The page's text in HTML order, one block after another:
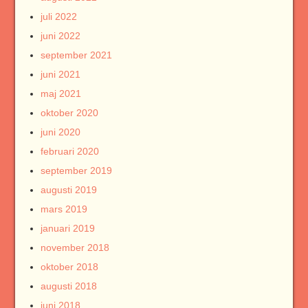
juli 2022
juni 2022
september 2021
juni 2021
maj 2021
oktober 2020
juni 2020
februari 2020
september 2019
augusti 2019
mars 2019
januari 2019
november 2018
oktober 2018
augusti 2018
juni 2018